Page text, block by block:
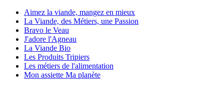
Aimez la viande, mangez en mieux
La Viande, des Métiers, une Passion
Bravo le Veau
J'adore l'Agneau
La Viande Bio
Les Produits Tripiers
Les métiers de l'alimentation
Mon assiette Ma planète